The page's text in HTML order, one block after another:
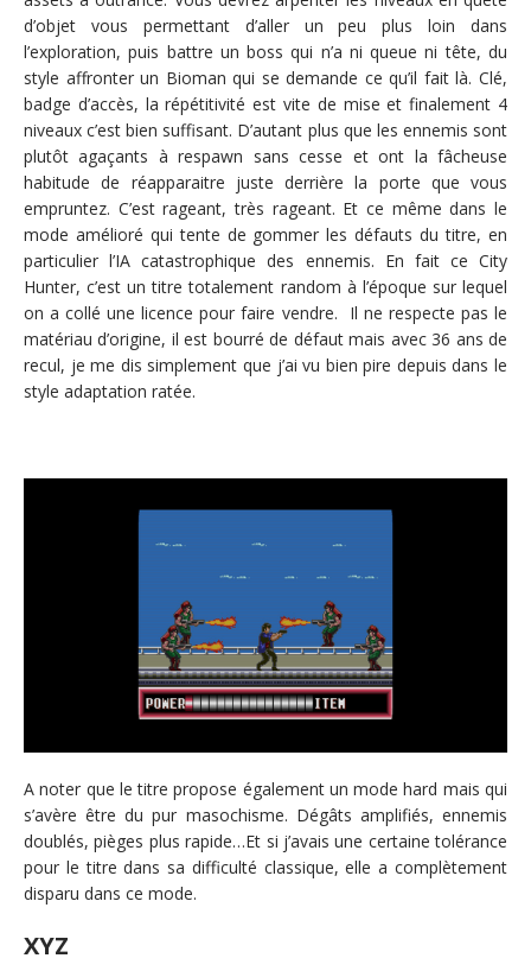
d’objet vous permettant d’aller un peu plus loin dans
l’exploration, puis battre un boss qui n’a ni queue ni tête, du
style affronter un Bioman qui se demande ce qu’il fait là. Clé,
badge d’accès, la répétitivité est vite de mise et finalement 4
niveaux c’est bien suffisant. D’autant plus que les ennemis sont
plutôt agaçants à respawn sans cesse et ont la fâcheuse
habitude de réapparaitre juste derrière la porte que vous
empruntez. C’est rageant, très rageant. Et ce même dans le
mode amélioré qui tente de gommer les défauts du titre, en
particulier l’IA catastrophique des ennemis. En fait ce City
Hunter, c’est un titre totalement random à l’époque sur lequel
on a collé une licence pour faire vendre. Il ne respecte pas le
matériau d’origine, il est bourré de défaut mais avec 36 ans de
recul, je me dis simplement que j’ai vu bien pire depuis dans le
style adaptation ratée.
A noter que le titre propose également un mode hard mais qui
s’avère être du pur masochisme. Dégâts amplifiés, ennemis
doublés, pièges plus rapide…Et si j’avais une certaine tolérance
pour le titre dans sa difficulté classique, elle a complètement
disparu dans ce mode.
XYZ